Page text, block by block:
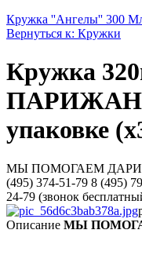
Кружка ''Ангелы'' 300
Вернуться к: Кружки
Кружка
упаковке
МЫ ПОМОГАЕМ
(495) 374-51-79 8 (495)
24-79 (звонок
Описание МЫ